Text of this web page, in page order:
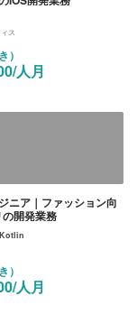
ス
）
人月
ニア｜ファッション向
開発業務
Kotlin
）
人月